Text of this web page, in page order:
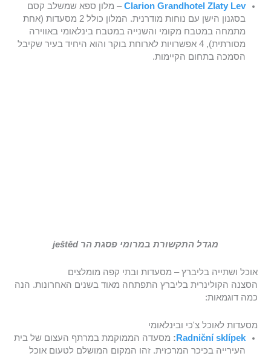
Clarion Grandhotel Zlaty Lev– מלון ספא שמשלב קסם
בסגנון הישן עם נוחות מודרנית. המלון כולל 2 מסעדות (אחת
מתמחה במטבח מקומי והשנייה במטבח בינלאומי באווירה
מסורתית), 4 אפשרויות לארוחת בוקר והוא היחיד בעיר שקיבל
הסמכה בתחום הקיימות.
מגדל התקשורת במרומי פסגת הר ještěd
אוכל ושתייה בליברץ – מסעדות ובתי קפה מומלצים
הסצנה הקולינרית בליברץ התפתחה מאוד בשנים האחרונות. הנה
כמה דוגמאות:
מסעדות לאוכל צ'כי ובינלאומי
Radniční sklípek
: מסעדה הממוקמת במרתף העצום של בית
העירייה בכיכר המרכזית. זהו המקום המושלם לטעום אוכל